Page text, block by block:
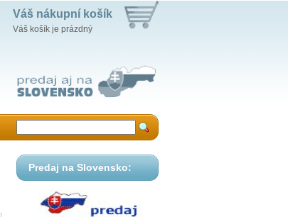
Váš nákupní košík
Váš košík je prázdný
Predaj na Slovensko: